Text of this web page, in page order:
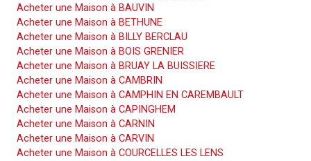
Acheter une Maison à BAUVIN
Acheter une Maison à BETHUNE
Acheter une Maison à BILLY BERCLAU
Acheter une Maison à BOIS GRENIER
Acheter une Maison à BRUAY LA BUISSIERE
Acheter une Maison à CAMBRIN
Acheter une Maison à CAMPHIN EN CAREMBAULT
Acheter une Maison à CAPINGHEM
Acheter une Maison à CARNIN
Acheter une Maison à CARVIN
Acheter une Maison à COURCELLES LES LENS